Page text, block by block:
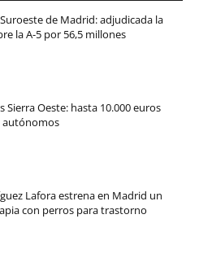
de Madrid: adjudicada la
la A-5 por 56,5 millones
Sierra Oeste: hasta 10.000 euros
autónomos
Lafora estrena en Madrid un
con perros para trastorno